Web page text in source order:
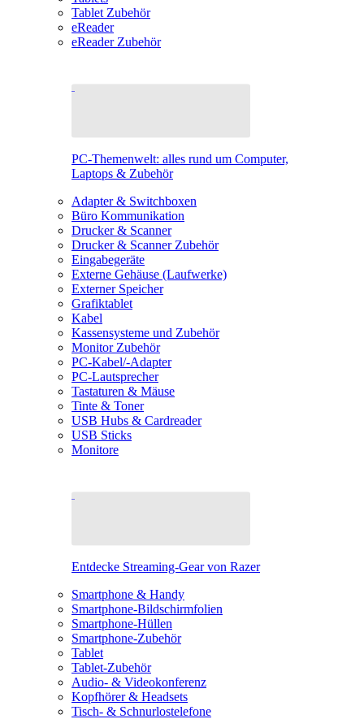
Tablet Zubehör
eReader
eReader Zubehör
PC-Themenwelt: alles rund um Computer,
Laptops & Zubehör
Adapter & Switchboxen
Büro Kommunikation
Drucker & Scanner
Drucker & Scanner Zubehör
Eingabegeräte
Externe Gehäuse (Laufwerke)
Externer Speicher
Grafiktablet
Kabel
Kassensysteme und Zubehör
Monitor Zubehör
PC-Kabel/-Adapter
PC-Lautsprecher
Tastaturen & Mäuse
Tinte & Toner
USB Hubs & Cardreader
USB Sticks
Monitore
Entdecke Streaming-Gear von Razer
Smartphone & Handy
Smartphone-Bildschirmfolien
Smartphone-Hüllen
Smartphone-Zubehör
Tablet
Tablet-Zubehör
Audio- & Videokonferenz
Kopfhörer & Headsets
Tisch- & Schnurlostelefone